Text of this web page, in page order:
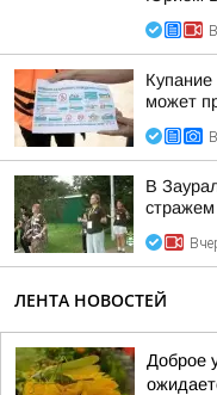
может
В
ЛЕНТА НОВОСТЕЙ
Доброе